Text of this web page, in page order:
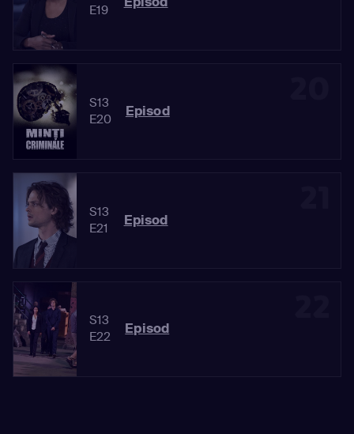
E19
S13
E20
Episod
S13
E21
Episod
S13
E22
Episod